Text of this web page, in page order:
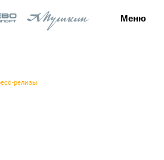
Меню
релизы